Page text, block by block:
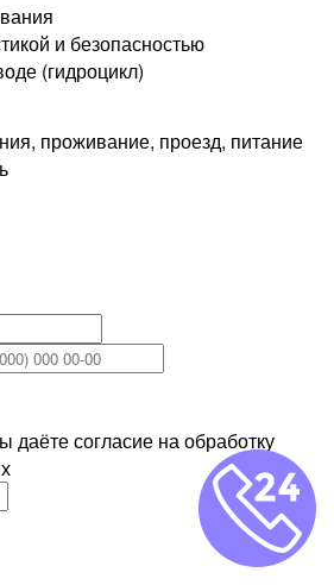
и безопасностью
(гидроцикл)
проживание, проезд, питание
даёте согласие на обработку